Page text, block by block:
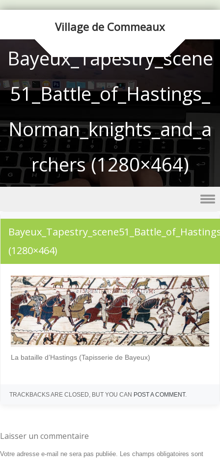
Village de Commeaux
Bayeux_Tapestry_scene
51_Battle_of_Hastings_
Norman_knights_and_a
rchers (1280×464)
Skip to content
(1280×464)
COMMUNE
← Previous Next →
La bataille d’Hastings (Tapisserie de Bayeux)
TRACKBACKS ARE CLOSED, BUT YOU CAN POST A COMMENT.
Laisser un commentaire
Votre adresse e-mail ne sera pas publiée. Les champs obligatoires sont